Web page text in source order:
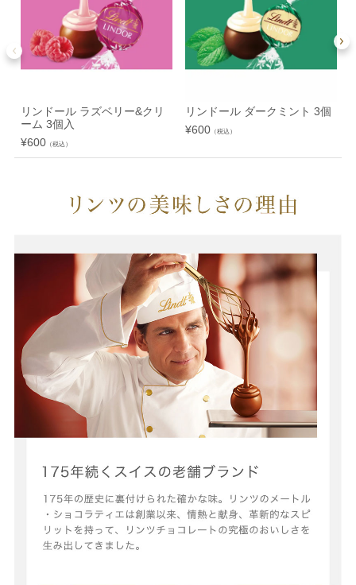
リンドール ラズベリー&クリ
ーム 3個入
¥600（税込）
リンドール ダークミント 3個
¥600（税込）